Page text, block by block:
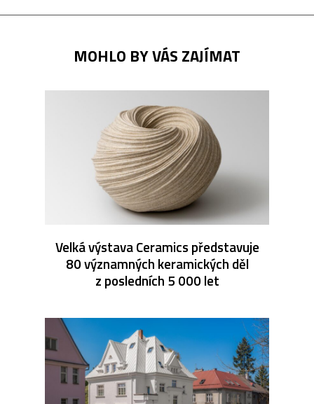
MOHLO BY VÁS ZAJÍMAT
Velká výstava Ceramics představuje
80 významných keramických děl
z posledních 5 000 let